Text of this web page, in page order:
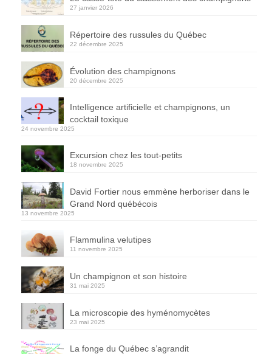
27 janvier 2026
Répertoire des russules du Québec
22 décembre 2025
Évolution des champignons
20 décembre 2025
Intelligence artificielle et champignons, un
cocktail toxique
24 novembre 2025
Excursion chez les tout-petits
18 novembre 2025
David Fortier nous emmène herboriser dans le
Grand Nord québécois
13 novembre 2025
Flammulina velutipes
11 novembre 2025
Un champignon et son histoire
31 mai 2025
La microscopie des hyménomycètes
23 mai 2025
La fonge du Québec s’agrandit